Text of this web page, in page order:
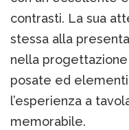
contrasti. La sua
stessa alla
nella
posate ed
l’esperienza a
memorabile.